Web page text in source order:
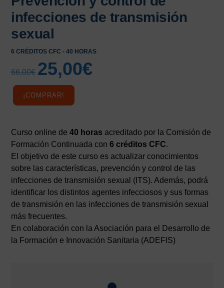
infecciones de transmisión
sexual
6 CRÉDITOS CFC - 40 HORAS
66,00€
El
precio
25,00€
¡COMPRAR!
Curso online de40 horas acreditado por la Comisión de
Formación Continuada con6 créditos CFC.
El objetivo de este curso es actualizar conocimientos
sobre las características, prevención y control de las
infecciones de transmisión sexual (ITS). Además, podrá
identificar los distintos agentes infecciosos y sus formas
de transmisión en las infecciones de transmisión sexual
más frecuentes.
En colaboración con la Asociación para el Desarrollo de
la Formación e Innovación Sanitaria (ADEFIS)